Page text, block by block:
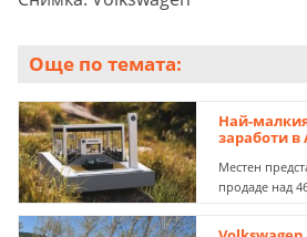
Още по темата:
Най-
заработи в
Местен
продаде над